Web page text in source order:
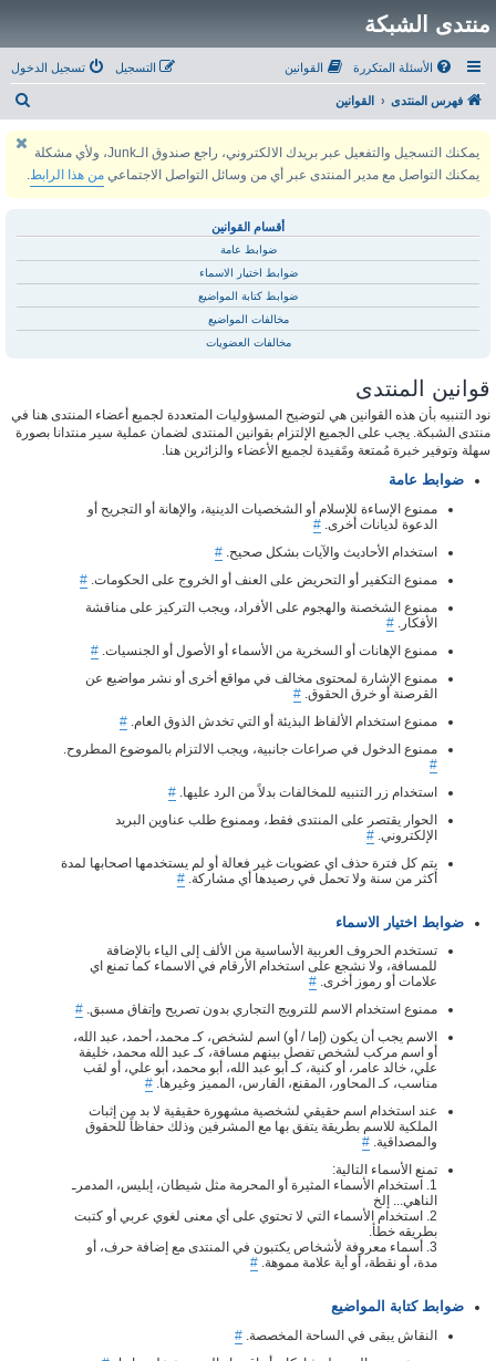
منتدى الشبكة
الأسئلة المتكررة القوانين تسجيل الدخول التسجيل
فهرس المنتدى القوانين
يمكنك التسجيل والتفعيل عبر بريدك الالكتروني، راجع صندوق الـJunk، ولأي مشكلة
يمكنك التواصل مع مدير المنتدى عبر أي من وسائل التواصل الاجتماعي من هذا الرابط.
أقسام القوانين
ضوابط عامة
ضوابط اختيار الاسماء
ضوابط كتابة المواضيع
مخالفات المواضيع
مخالفات العضويات
قوانين المنتدى
نود التنبيه بأن هذه القوانين هي لتوضيح المسؤوليات المتعددة لجميع أعضاء المنتدى هنا في
منتدى الشبكة. يجب على الجميع الإلتزام بقوانين المنتدى لضمان عملية سير منتدانا بصورة
سهلة وتوفير خبرة مُمتعة ومًفيدة لجميع الأعضاء والزائرين هنا.
ضوابط عامة
ممنوع الإساءة للإسلام أو الشخصيات الدينية، والإهانة أو التجريح أو
الدعوة لديانات أخرى. #
استخدام الأحاديث والآيات بشكل صحيح. #
ممنوع التكفير أو التحريض على العنف أو الخروج على الحكومات. #
ممنوع الشخصنة والهجوم على الأفراد، ويجب التركيز على مناقشة
الأفكار. #
ممنوع الإهانات أو السخرية من الأسماء أو الأصول أو الجنسيات. #
ممنوع الإشارة لمحتوى مخالف في مواقع أخرى أو نشر مواضيع عن
القرصنة أو خرق الحقوق. #
ممنوع استخدام الألفاظ البذيئة أو التي تخدش الذوق العام. #
ممنوع الدخول في صراعات جانبية، ويجب الالتزام بالموضوع المطروح.
#
استخدام زر التنبيه للمخالفات بدلاً من الرد عليها. #
الحوار يقتصر على المنتدى فقط، وممنوع طلب عناوين البريد
الإلكتروني. #
يتم كل فترة حذف اي عضويات غير فعالة أو لم يستخدمها اصحابها لمدة
أكثر من سنة ولا تحمل في رصيدها أي مشاركة. #
ضوابط اختيار الاسماء
تستخدم الحروف العربية الأساسية من الألف إلى الياء بالإضافة
للمسافة، ولا نشجع على استخدام الأرقام في الاسماء كما تمنع اي
علامات أو رموز أخرى. #
ممنوع استخدام الاسم للترويج التجاري بدون تصريح وإتفاق مسبق. #
الاسم يجب أن يكون (إما / أو) اسم لشخص، كـ محمد، أحمد، عبد الله،
أو اسم مركب لشخص تفصل بينهم مسافة، كـ عبد الله محمد، خليفة
علي، خالد عامر، أو كنية، كـ أبو عبد الله، أبو محمد، أبو علي، أو لقب
مناسب، كـ المحاور، المقنع، الفارس، المميز وغيرها. #
عند استخدام اسم حقيقي لشخصية مشهورة حقيقية لا بد من إثبات
الملكية للاسم بطريقة يتفق بها مع المشرفين وذلك حفاظاً للحقوق
والمصداقية. #
تمنع الأسماء التالية:
1. استخدام الأسماء المثيرة أو المحرمة مثل شيطان، إبليس، المدمرـ
الناهي... إلخ
2. استخدام الأسماء التي لا تحتوي على أي معنى لغوي عربي أو كتبت
بطريقه خطأ.
3. أسماء معروفة لأشخاص يكتبون في المنتدى مع إضافة حرف، أو
مدة، أو نقطة، أو أية علامة مموهة. #
ضوابط كتابة المواضيع
النقاش يبقى في الساحة المخصصة. #